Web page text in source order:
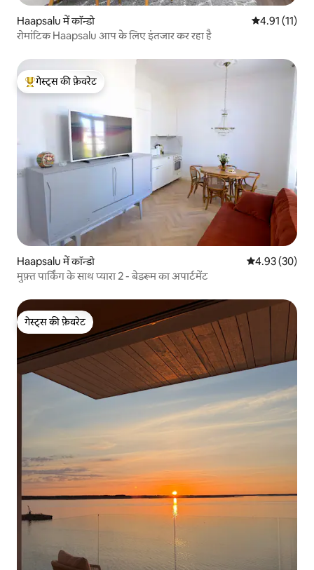
Haapsalu में कॉन्डो औसत रेटिंग 5 में
4.91 (11)
रोमांटिक Haapsalu आप के लिए इंतजार कर रहा है
गेस्ट्स का टॉप फ़ेवरेट
गेस्ट्स की फ़ेवरेट
Haapsalu में कॉन्डो औसत रेटिंग 5 में
4.93 (30)
मुफ़्त पार्किंग के साथ प्यारा 2 - बेडरूम का अपार्टमेंट
गेस्ट्स की फ़ेवरेट
गेस्ट्स की फ़ेवरेट